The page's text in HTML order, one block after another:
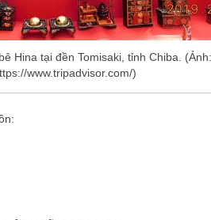
Hina tại đền Tomisaki, tỉnh Chiba. (Ảnh:
www.tripadvisor.com/)